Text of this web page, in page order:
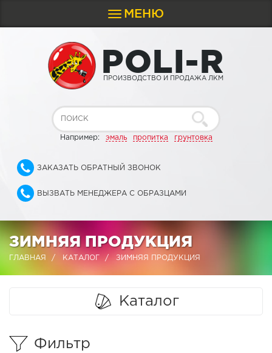
Toggle
navigation
МЕНЮ
POLI-R
ПРОИЗВОДСТВО И ПРОДАЖА ЛКМ
Например: эмаль пропитка грунтовка
ЗАКАЗАТЬ ОБРАТНЫЙ ЗВОНОК
ВЫЗВАТЬ МЕНЕДЖЕРА С ОБРАЗЦАМИ
ЗИМНЯЯ ПРОДУКЦИЯ
ГЛАВНАЯ КАТАЛОГ ЗИМНЯЯ ПРОДУКЦИЯ
Каталог
Фильтр